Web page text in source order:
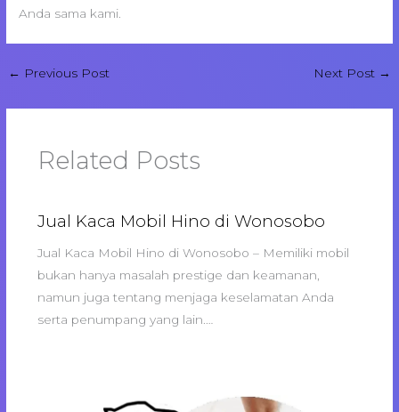
Anda sama kami.
← Previous Post Next Post →
Related Posts
Jual Kaca Mobil Hino di Wonosobo
Jual Kaca Mobil Hino di Wonosobo – Memiliki mobil
bukan hanya masalah prestige dan keamanan,
namun juga tentang menjaga keselamatan Anda
serta penumpang yang lain.…